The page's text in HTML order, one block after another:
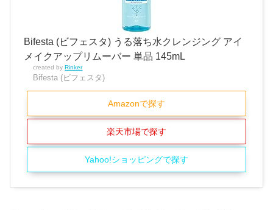
Bifesta (ビフェスタ) うる落ち水クレンジング アイ
メイクアップリムーバー 単品 145mL
created byRinker
Bifesta (ビフェスタ)
Amazonで探す
楽天市場で探す
Yahoo!ショッピングで探す